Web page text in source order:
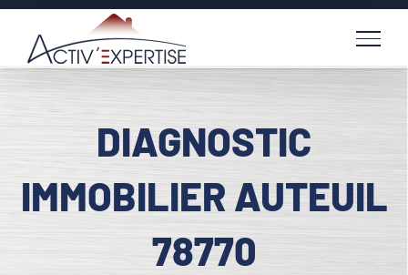
Passer
contenu
DIAGNOSTIC
IMMOBILIER AUTEUIL
78770